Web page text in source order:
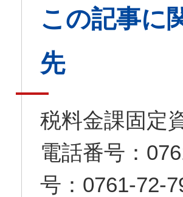
この記事に
先
税料金課固定
電話番号：
号：0761-72-